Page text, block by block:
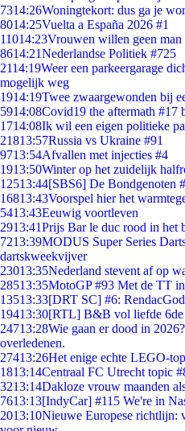
7314:26Woningtekort: dus ga je
8014:25Vuelta a España 2026 #1
11014:23Vrouwen willen geen man
8614:21Nederlandse Politiek #725
2114:19Weer een parkeergarage
mogelijk weg
1914:19Twee zwaargewonden bij
5914:08Covid19 the aftermath #17
1714:08Ik wil een eigen politieke
21813:57Russia vs Ukraine #91
9713:54Afvallen met injecties #4
1913:50Winter op het zuidelijk
12513:44[SBS6] De Bondgenoten
16813:43Voorspel hier het
5413:43Eeuwig voortleven
2913:41Prijs Bar le duc rood in het
7213:39MODUS Super Series
dartskweekvijver
23013:35Nederland stevent af op
28513:35MotoGP #93 Met de TT
13513:33[DRT SC] #6:
19413:30[RTL] B&B vol liefde 6de
24713:28Wie gaan er dood in
overledenen.
27413:26Het enige echte LEGO-
1813:14Centraal FC Utrecht topic
3213:14Dakloze vrouw maanden
7613:13[IndyCar] #115 We're in
2013:10Nieuwe Europese richtlijn: